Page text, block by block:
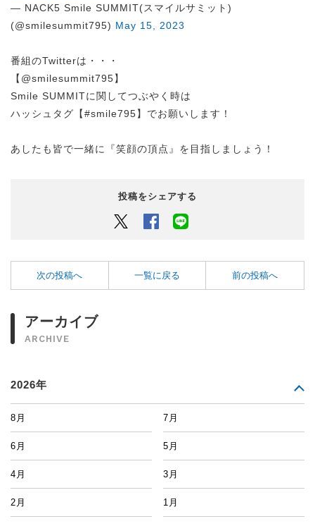
— NACK5 Smile SUMMIT(スマイルサミット)
(@smilesummit795) May 15, 2023
番組のTwitterは・・・
【@smilesummit795】
Smile SUMMITに関してつぶやく時は
ハッシュタグ【#smile795】でお願いします！
あしたも皆で一緒に『笑顔の頂点』を目指しましょう！
投稿をシェアする
Twitter Facebook
次の投稿へ 一覧に戻る 前の投稿へ
アーカイブ
ARCHIVE
2026年
8月 7月
6月 5月
4月 3月
2月 1月